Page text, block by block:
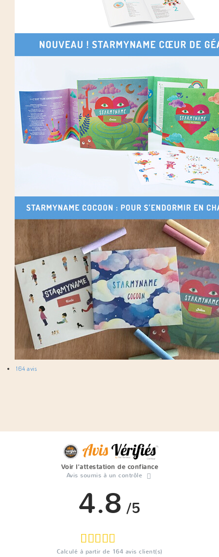
164 avis
Voir l'attestation de confiance
Avis soumis à un contrôle
4.8 /5
Calculé à partir de 164 avis client(s)